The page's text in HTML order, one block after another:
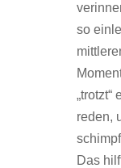
so
„trotzt“
reden,
Das